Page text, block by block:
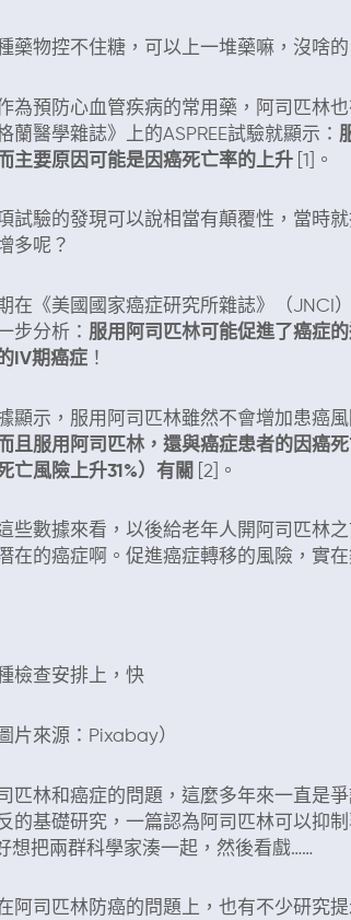
物控不住糖，可以上一堆藥嘛，沒啥的
預防心血管疾病的常用藥，阿司匹林也
蘭醫學雜誌》上的ASPREE試驗就顯示：
主要原因可能是因癌死亡率的上升 [1]。
驗的發現可以說相當有顛覆性，當時就
多呢？
《美國國家癌症研究所雜誌》（JNCI）
步分析： 服用阿司匹林可能促進了癌症
IV期癌症 ！
示，服用阿司匹林雖然不會增加患癌風
且服用阿司匹林，還與癌症患者的因癌
亡風險上升31%）有關
[2]。
數據來看，以後給老年人開阿司匹林之
在的癌症啊。促進癌症轉移的風險，實在
查安排上，快
來源：Pixabay）
林和癌症的問題，這麼多年來一直是爭
的基礎研究，一篇認為阿司匹林可以抑
想把兩群科學家湊一起，然後看戲……
司匹林防癌的問題上，也有不少研究提